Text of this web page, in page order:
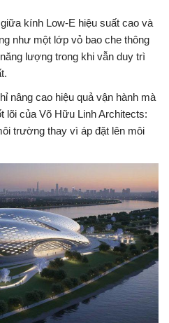
kính Low-E hiệu suất cao và
như một lớp vỏ bao che thông
lượng trong khi vẫn duy trì
nâng cao hiệu quả vận hành mà
lõi của Võ Hữu Linh Architects:
trường thay vì áp đặt lên môi